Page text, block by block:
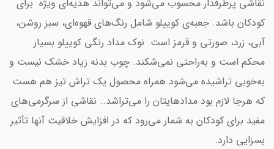
نقاشی پرطرفدار محسوب می‌شود و می‌تواند هدیه‌ای ویژه برای
کودکان باشد. جعبه‌ی کوییلو شامل رنگ‌های قهوه‌ای، سبز روشن،
آبی، زرد، صورتی و قرمز است. نوک مداد رنگی کوییلو بسیار
محکم است و به‌راحتی نمی‌شکند. چوب بدنه زیاد خشک نیست و
به‌خوبی تراشیده می‌شود.همراه محصول یک تراش تیز هم هست
که هرجا لازم بود مدادهایتان را می‌تراشد.. نقاشی از سرگرمی‌های
مفید برای کودکان به شمار می‌رود که در افزایش خلاقیت آنها تأثیر
بسزایی دارد.